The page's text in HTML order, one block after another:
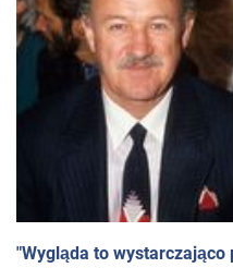
"Wygląda to